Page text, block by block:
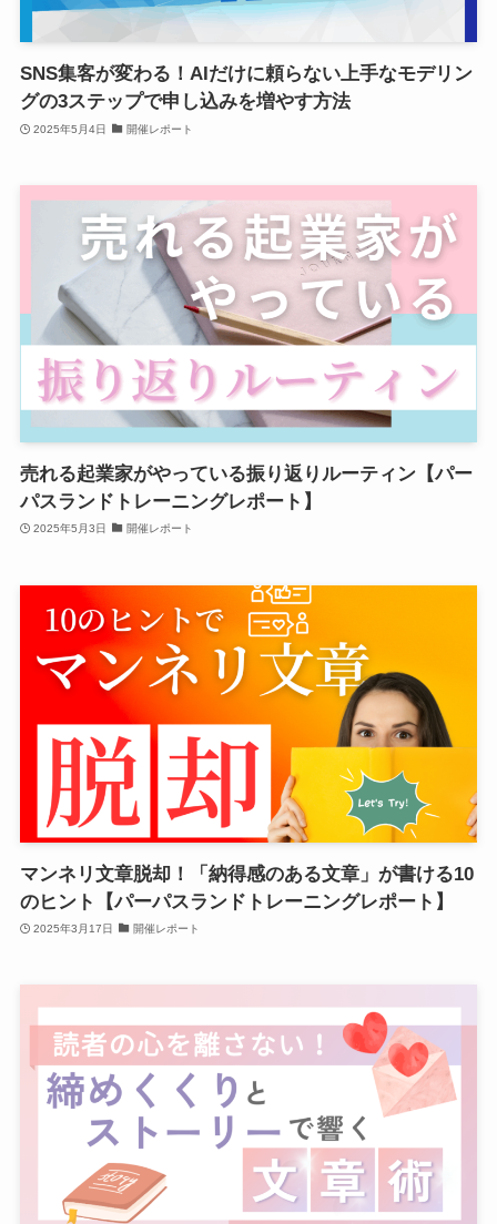
SNS集客が変わる！AIだけに頼らない上手なモデリン
グの3ステップで申し込みを増やす方法
2025年5月4日 開催レポート
売れる起業家がやっている振り返りルーティン【パー
パスランドトレーニングレポート】
2025年5月3日 開催レポート
マンネリ文章脱却！「納得感のある文章」が書ける10
のヒント【パーパスランドトレーニングレポート】
2025年3月17日 開催レポート